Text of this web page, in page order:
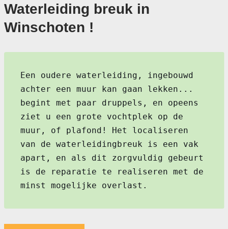
Waterleiding breuk in
Winschoten !
Een oudere waterleiding, ingebouwd
achter een muur kan gaan lekken...
begint met paar druppels, en opeens
ziet u een grote vochtplek op de
muur, of plafond! Het localiseren
van de waterleidingbreuk is een vak
apart, en als dit zorgvuldig gebeurt
is de reparatie te realiseren met de
minst mogelijke overlast.